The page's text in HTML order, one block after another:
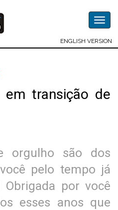
ENGLISH VERSION
em transição de
orgulho são dos
pelo tempo já
por você
esses anos que